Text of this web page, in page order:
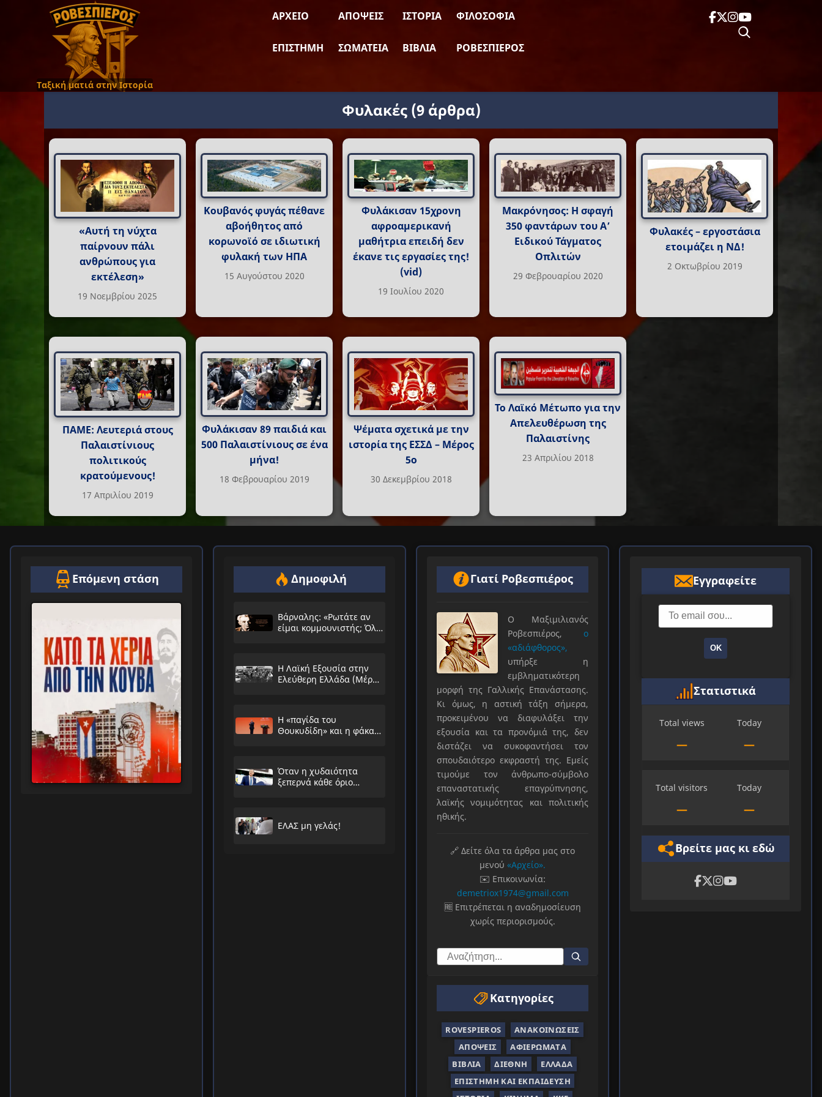
Ταξική ματιά στην Ιστορία
ΑΡΧΕΊΟ ΑΠΌΨΕΙΣ ΙΣΤΟΡΊΑ ΦΙΛΟΣΟΦΊΑ
ΕΠΙΣΤΉΜΗ ΣΩΜΑΤΕΊΑ ΒΙΒΛΊΑ ΡΟΒΕΣΠΙΈΡΟΣ
Φυλακές (9 άρθρα)
«Αυτή τη νύχτα
παίρνουν πάλι
ανθρώπους για
εκτέλεση»
19 Νοεμβρίου 2025
Κουβανός φυγάς πέθανε
αβοήθητος από
κορωνοϊό σε ιδιωτική
φυλακή των ΗΠΑ
15 Αυγούστου 2020
Φυλάκισαν 15χρονη
αφροαμερικανή
μαθήτρια επειδή δεν
έκανε τις εργασίες της!
(vid)
19 Ιουλίου 2020
Μακρόνησος: Η σφαγή
350 φαντάρων του Α’
Ειδικού Τάγματος
Οπλιτών
29 Φεβρουαρίου 2020
Φυλακές – εργοστάσια
ετοιμάζει η ΝΔ!
2 Οκτωβρίου 2019
ΠΑΜΕ: Λευτεριά στους
Παλαιστίνιους
πολιτικούς
κρατούμενους!
17 Απριλίου 2019
Φυλάκισαν 89 παιδιά και
500 Παλαιστίνιους σε ένα
μήνα!
18 Φεβρουαρίου 2019
Ψέματα σχετικά με την
ιστορία της ΕΣΣΔ – Μέρος
5ο
30 Δεκεμβρίου 2018
Το Λαϊκό Μέτωπο για την
Απελευθέρωση της
Παλαιστίνης
23 Απριλίου 2018
Επόμενη στάση Δημοφιλή
Βάρναλης: «Ρωτάτε αν
είμαι κομμουνιστής; Όλο
Η Λαϊκή Εξουσία στην
Ελεύθερη Ελλάδα (Μέρος
Η «παγίδα του
Θουκυδίδη» και η φάκα
Όταν η χυδαιότητα
ξεπερνά κάθε όριο…
ΕΛΑΣ μη γελάς!
Γιατί Ροβεσπιέρος
Ο Μαξιμιλιανός
Ροβεσπιέρος, ο
«αδιάφθορος»,
υπήρξε η
εμβληματικότερη
μορφή της Γαλλικής Επανάστασης.
Κι όμως, η αστική τάξη σήμερα,
προκειμένου να διαφυλάξει την
εξουσία και τα προνόμιά της, δεν
διστάζει να συκοφαντήσει τον
σπουδαιότερο εκφραστή της. Εμείς
τιμούμε τον άνθρωπο-σύμβολο
επαναστατικής επαγρύπνησης,
λαϊκής νομιμότητας και πολιτικής
ηθικής.
🔗 Δείτε όλα τα άρθρα μας στο
μενού «Αρχείο».
✉️ Επικοινωνία:
demetriox1974@gmail.com
🆓 Επιτρέπεται η αναδημοσίευση
χωρίς περιορισμούς.
Κατηγορίες
ROVESPIEROS
ΑΝΑΚΟΙΝΏΣΕΙΣ
ΑΠΌΨΕΙΣ
ΑΦΙΕΡΏΜΑΤΑ
ΒΙΒΛΊΑ
ΔΙΕΘΝΉ
ΕΛΛΆΔΑ
ΕΠΙΣΤΉΜΗ ΚΑΙ ΕΚΠΑΊΔΕΥΣΗ
Εγγραφείτε
ΟΚ
Στατιστικά
Total views
—
Today
—
Total visitors
—
Today
—
Βρείτε μας κι εδώ